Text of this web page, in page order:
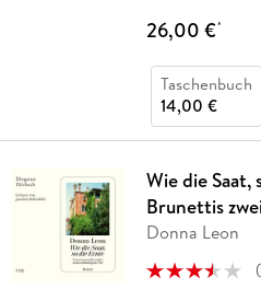
26,00 €*
Taschenbuch
14,00 €
Wie die
Brunettis
Donna Leon
(